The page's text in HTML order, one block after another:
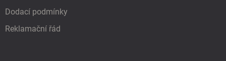
Dodací podmínky
Reklamační řád